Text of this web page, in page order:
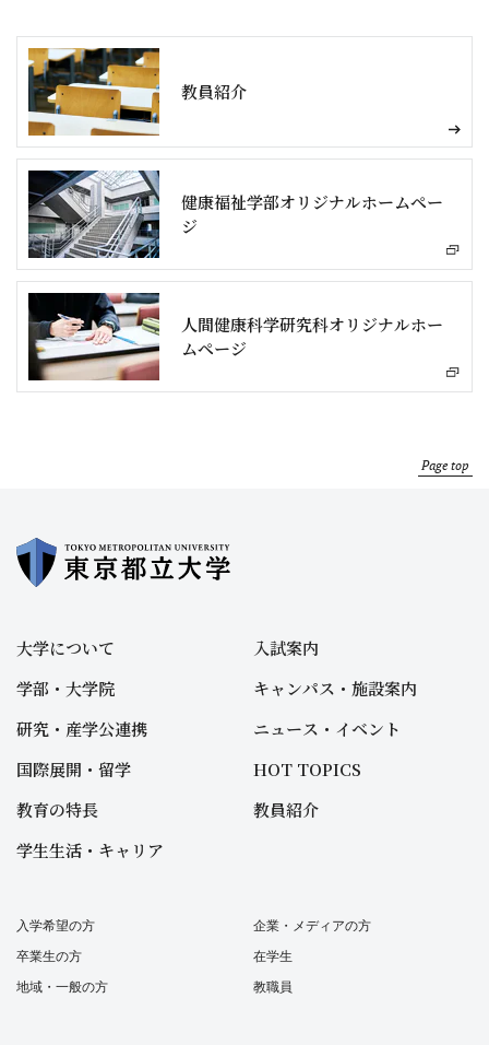
教員紹介
健康福祉学部オリジナルホームペー
ジ
人間健康科学研究科オリジナルホー
ムページ
Page top
大学について
学部・大学院
研究・産学公連携
国際展開・留学
教育の特長
学生生活・キャリア
入試案内
キャンパス・施設案内
ニュース・イベント
HOT TOPICS
教員紹介
入学希望の方
卒業生の方
地域・一般の方
企業・メディアの方
在学生
教職員